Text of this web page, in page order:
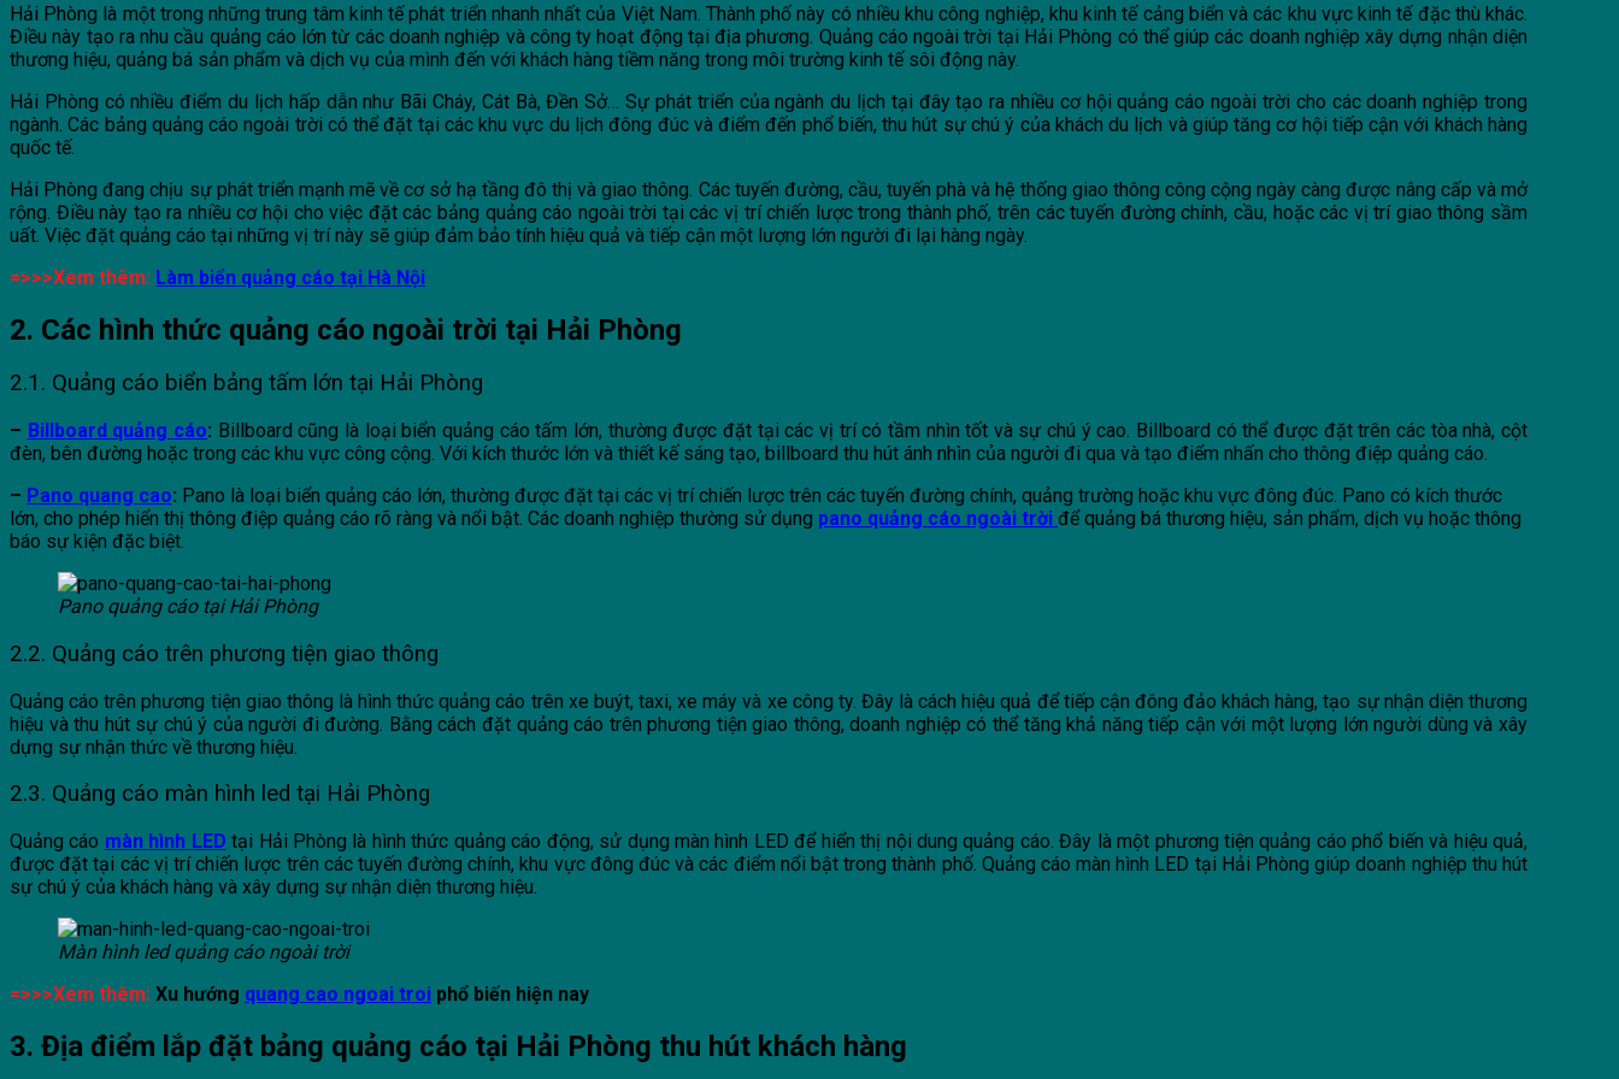
Hải Phòng là một trong những trung tâm kinh tế phát triển nhanh nhất của Việt Nam. Thành phố này có nhiều khu công nghiệp, khu kinh tế cảng biển và các khu vực kinh tế đặc thù khác.
Điều này tạo ra nhu cầu quảng cáo lớn từ các doanh nghiệp và công ty hoạt động tại địa phương. Quảng cáo ngoài trời tại Hải Phòng có thể giúp các doanh nghiệp xây dựng nhận diện
thương hiệu, quảng bá sản phẩm và dịch vụ của mình đến với khách hàng tiềm năng trong môi trường kinh tế sôi động này.
Hải Phòng có nhiều điểm du lịch hấp dẫn như Bãi Cháy, Cát Bà, Đền Sở… Sự phát triển của ngành du lịch tại đây tạo ra nhiều cơ hội quảng cáo ngoài trời cho các doanh nghiệp trong
ngành. Các bảng quảng cáo ngoài trời có thể đặt tại các khu vực du lịch đông đúc và điểm đến phổ biến, thu hút sự chú ý của khách du lịch và giúp tăng cơ hội tiếp cận với khách hàng
quốc tế.
Hải Phòng đang chịu sự phát triển mạnh mẽ về cơ sở hạ tầng đô thị và giao thông. Các tuyến đường, cầu, tuyến phà và hệ thống giao thông công cộng ngày càng được nâng cấp và mở
rộng. Điều này tạo ra nhiều cơ hội cho việc đặt các bảng quảng cáo ngoài trời tại các vị trí chiến lược trong thành phố, trên các tuyến đường chính, cầu, hoặc các vị trí giao thông sầm
uất. Việc đặt quảng cáo tại những vị trí này sẽ giúp đảm bảo tính hiệu quả và tiếp cận một lượng lớn người đi lại hàng ngày.
=>>>Xem thêm: Làm biển quảng cáo tại Hà Nội
2. Các hình thức quảng cáo ngoài trời tại Hải Phòng
2.1. Quảng cáo biển bảng tấm lớn tại Hải Phòng
– Billboard quảng cáo: Billboard cũng là loại biển quảng cáo tấm lớn, thường được đặt tại các vị trí có tầm nhìn tốt và sự chú ý cao. Billboard có thể được đặt trên các tòa nhà, cột
đèn, bên đường hoặc trong các khu vực công cộng. Với kích thước lớn và thiết kế sáng tạo, billboard thu hút ánh nhìn của người đi qua và tạo điểm nhấn cho thông điệp quảng cáo.
– Pano quang cao: Pano là loại biển quảng cáo lớn, thường được đặt tại các vị trí chiến lược trên các tuyến đường chính, quảng trường hoặc khu vực đông đúc. Pano có kích thước
lớn, cho phép hiển thị thông điệp quảng cáo rõ ràng và nổi bật. Các doanh nghiệp thường sử dụng pano quảng cáo ngoài trời để quảng bá thương hiệu, sản phẩm, dịch vụ hoặc thông
báo sự kiện đặc biệt.
Pano quảng cáo tại Hải Phòng
2.2. Quảng cáo trên phương tiện giao thông
Quảng cáo trên phương tiện giao thông là hình thức quảng cáo trên xe buýt, taxi, xe máy và xe công ty. Đây là cách hiệu quả để tiếp cận đông đảo khách hàng, tạo sự nhận diện thương
hiệu và thu hút sự chú ý của người đi đường. Bằng cách đặt quảng cáo trên phương tiện giao thông, doanh nghiệp có thể tăng khả năng tiếp cận với một lượng lớn người dùng và xây
dựng sự nhận thức về thương hiệu.
2.3. Quảng cáo màn hình led tại Hải Phòng
Quảng cáo màn hình LED tại Hải Phòng là hình thức quảng cáo động, sử dụng màn hình LED để hiển thị nội dung quảng cáo. Đây là một phương tiện quảng cáo phổ biến và hiệu quả,
được đặt tại các vị trí chiến lược trên các tuyến đường chính, khu vực đông đúc và các điểm nổi bật trong thành phố. Quảng cáo màn hình LED tại Hải Phòng giúp doanh nghiệp thu hút
sự chú ý của khách hàng và xây dựng sự nhận diện thương hiệu.
Màn hình led quảng cáo ngoài trời
=>>>Xem thêm: Xu hướng quang cao ngoai troi phổ biến hiện nay
3. Địa điểm lắp đặt bảng quảng cáo tại Hải Phòng thu hút khách hàng